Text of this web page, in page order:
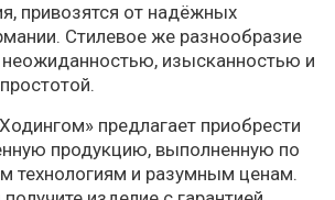
привозятся от надёжных
Стилевое же разнообразие
изысканностью и
предлагает приобрести
продукцию, выполненную по
технологиям и разумным ценам.